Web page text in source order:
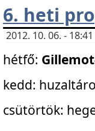
6. heti
2012. 10. 06. -
hétfő:
kedd:
csütörtök: